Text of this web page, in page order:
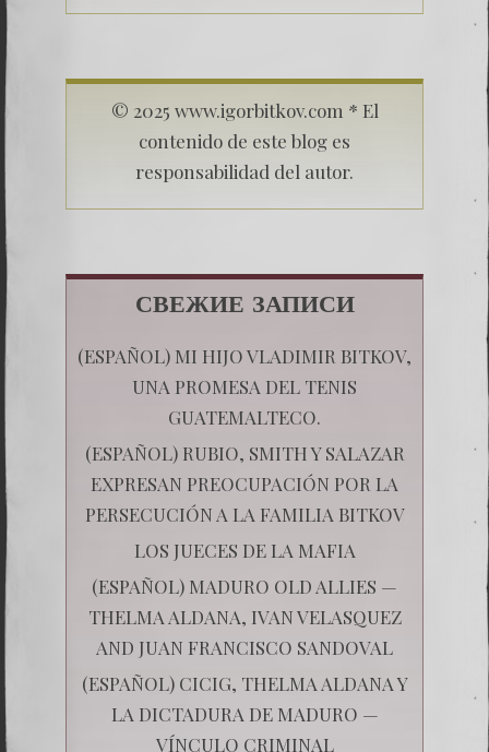
© 2025 www.igorbitkov.com * El
contenido de este blog es
responsabilidad del autor.
СВЕЖИЕ ЗАПИСИ
(ESPAÑOL) MI HIJO VLADIMIR BITKOV,
UNA PROMESA DEL TENIS
GUATEMALTECO.
(ESPAÑOL) RUBIO, SMITH Y SALAZAR
EXPRESAN PREOCUPACIÓN POR LA
PERSECUCIÓN A LA FAMILIA BITKOV
LOS JUECES DE LA MAFIA
(ESPAÑOL) MADURO OLD ALLIES —
THELMA ALDANA, IVAN VELASQUEZ
AND JUAN FRANCISCO SANDOVAL
(ESPAÑOL) CICIG, THELMA ALDANA Y
LA DICTADURA DE MADURO —
VÍNCULO CRIMINAL